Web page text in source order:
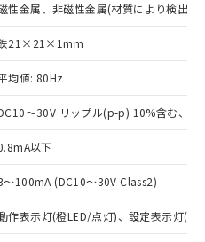
性金属、非磁性金属(材質により検出距
21×21×1mm
均値: 80Hz
～30V リップル(p-p) 10%含む、
以下
～100mA (DC10～30V Class2)
作表示灯(橙LED/点灯)、設定表示灯(緑